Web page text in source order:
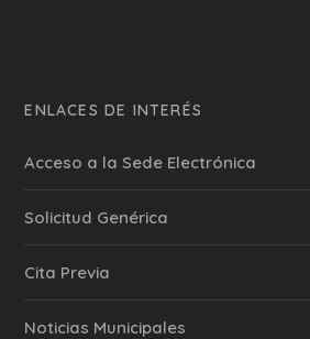
ENLACES DE INTERÉS
Acceso a la Sede Electrónica
Solicitud Genérica
Cita Previa
‎Noticias Municipales